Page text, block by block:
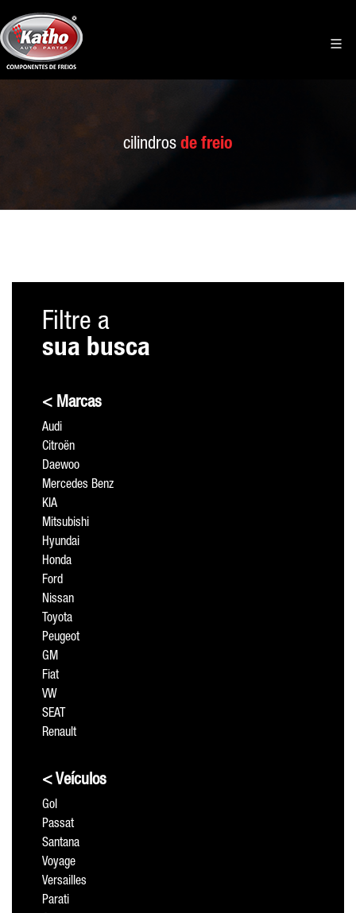
cilindros de freio
Filtre a
sua busca
< Marcas
Audi
Citroën
Daewoo
Mercedes Benz
KIA
Mitsubishi
Hyundai
Honda
Ford
Nissan
Toyota
Peugeot
GM
Fiat
VW
SEAT
Renault
< Veículos
Gol
Passat
Santana
Voyage
Versailles
Parati